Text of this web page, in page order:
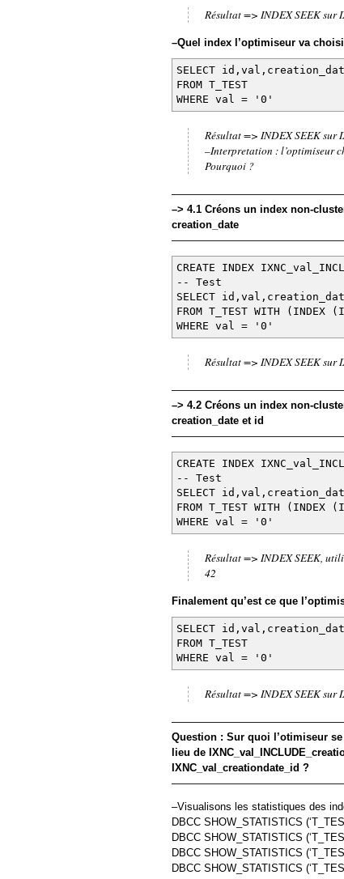
Résultat => INDEX SEEK sur
–Quel index l’optimiseur va
SELECT
FROM T_TEST
WHERE val = '0'
Résultat => INDEX SEEK sur
–Interpretation : l’optimiseur
Pourquoi ?
–> 4.1 Créons un index non-
creation_date
CREATE INDEX
-- Test
SELECT
FROM T_TEST WITH
WHERE val = '0'
Résultat => INDEX SEEK sur
–> 4.2 Créons un index non-
creation_date et id
CREATE INDEX
-- Test
SELECT
FROM T_TEST WITH
WHERE val = '0'
Résultat => INDEX SEEK,
42
Finalement qu’est ce que
SELECT
FROM T_TEST
WHERE val = '0'
Résultat => INDEX SEEK sur
Question : Sur quoi l’otimiseur
lieu de
IXNC_val_creationdate_id ?
–Visualisons les statistiques des
DBCC SHOW_STATISTICS
DBCC SHOW_STATISTICS
DBCC SHOW_STATISTICS
DBCC SHOW_STATISTICS